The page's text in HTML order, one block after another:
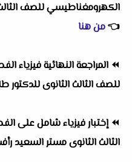
الكهرومغناطيسي للصف
👈من هنا
⏪ المراجعة النهائية فيزياء
للصف الثالث الثانوى للدكتور
⏪إختبار فيزياء شامل على
الثالث الثانوى مستر السعيد